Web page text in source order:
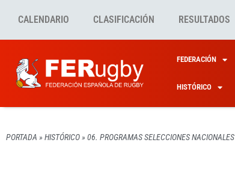
CALENDARIO CLASIFICACIÓN RESULTADOS
FEDERACIÓN
HISTÓRICO
PORTADA » HISTÓRICO» 06. PROGRAMAS SELECCIONES NACIONALES